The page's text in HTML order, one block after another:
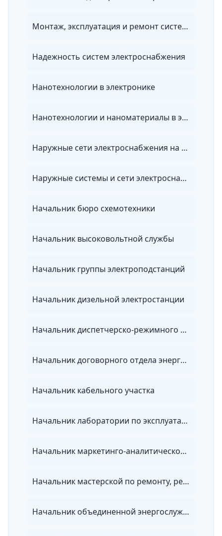
Монтаж, эксплуатация и ремонт систем энергообеспечения объектов специального назначения
Надежность систем электроснабжения
Нанотехнологии в электронике
Нанотехнологии и наноматериалы в энергетике
Наружные сети электроснабжения на объектах
Наружные системы и сети электроснабжения
Начальник бюро схемотехники
Начальник высоковольтной службы
Начальник группы электроподстанций
Начальник дизельной электростанции
Начальник диспетчерско-режимного отдела энергосбытовой организации
Начальник договорного отдела энергосбытовой организации
Начальник кабельного участка
Начальник лаборатории по эксплуатации электрических сетей
Начальник маркетинго-аналитического отдела энергосбытовой организации
Начальник мастерской по ремонту, регулировке и установке коммерческих приборов учета энергии
Начальник объединенной энергослужбы